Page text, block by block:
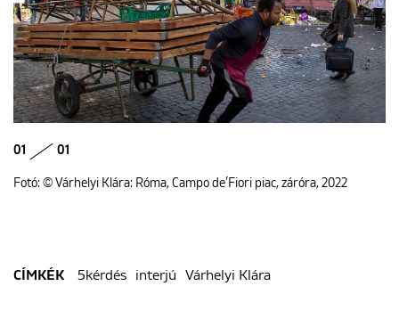
01 01
Fotó: © Várhelyi Klára: Róma, Campo de’Fiori piac, záróra, 2022
CÍMKÉK 5kérdés interjú Várhelyi Klára